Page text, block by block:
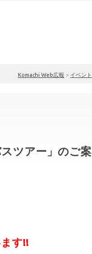
Komachi Web広報 > イベント
ツアー」のご案
す!!